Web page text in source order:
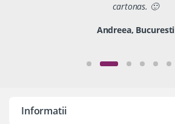
cartonas. 🙂
Andreea, Bucuresti
Informatii